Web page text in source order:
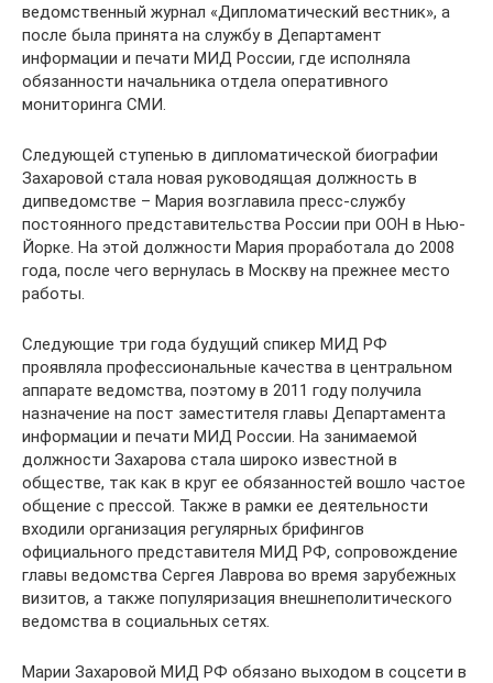
ведомственный журнал «Дипломатический вестник», а
после была принята на службу в Департамент
информации и печати МИД России, где исполняла
обязанности начальника отдела оперативного
мониторинга СМИ.
Следующей ступенью в дипломатической биографии
Захаровой стала новая руководящая должность в
дипведомстве – Мария возглавила пресс-службу
постоянного представительства России при ООН в Нью-
Йорке. На этой должности Мария проработала до 2008
года, после чего вернулась в Москву на прежнее место
работы.
Следующие три года будущий спикер МИД РФ
проявляла профессиональные качества в центральном
аппарате ведомства, поэтому в 2011 году получила
назначение на пост заместителя главы Департамента
информации и печати МИД России. На занимаемой
должности Захарова стала широко известной в
обществе, так как в круг ее обязанностей вошло частое
общение с прессой. Также в рамки ее деятельности
входили организация регулярных брифингов
официального представителя МИД РФ, сопровождение
главы ведомства Сергея Лаврова во время зарубежных
визитов, а также популяризация внешнеполитического
ведомства в социальных сетях.
Марии Захаровой МИД РФ обязано выходом в соцсети в